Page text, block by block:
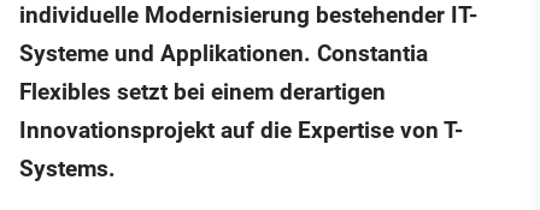
individuelle Modernisierung bestehender IT-
Systeme und Applikationen. Constantia
Flexibles setzt bei einem derartigen
Innovationsprojekt auf die Expertise von T-
Systems.